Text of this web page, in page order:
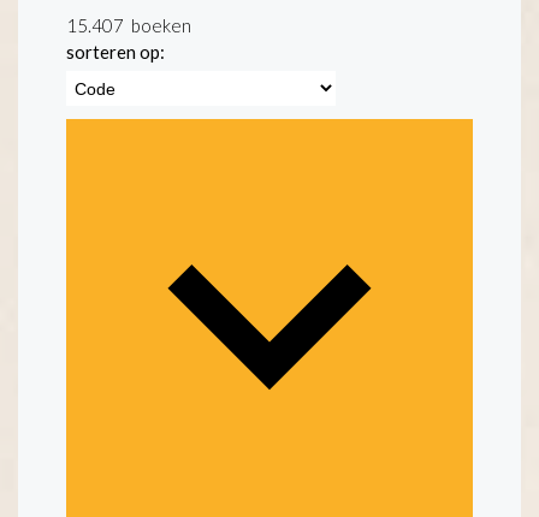
15.407 boeken
sorteren op: